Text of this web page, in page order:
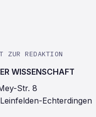
ZUR REDAKTION
WISSENSCHAFT
Str. 8
Echterdingen